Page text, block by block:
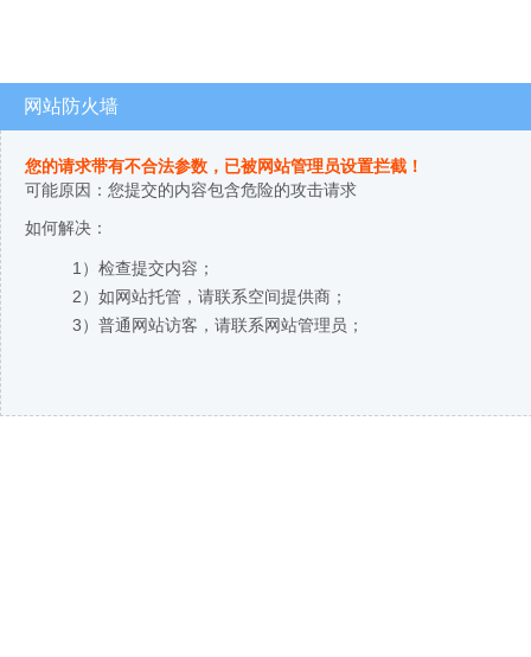
网站防火墙
您的请求带有不合法参数，已被网站管理员设置拦截！
可能原因：您提交的内容包含危险的攻击请求
如何解决：
1）检查提交内容；
2）如网站托管，请联系空间提供商；
3）普通网站访客，请联系网站管理员；